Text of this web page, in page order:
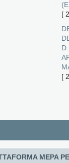
[
[
MEPA